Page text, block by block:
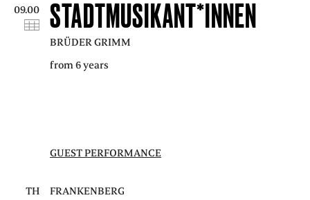
09.00
STADTMUSIKANT*INNEN
BRÜDER GRIMM
from 6 years
GUEST PERFORMANCE
TH FRANKENBERG